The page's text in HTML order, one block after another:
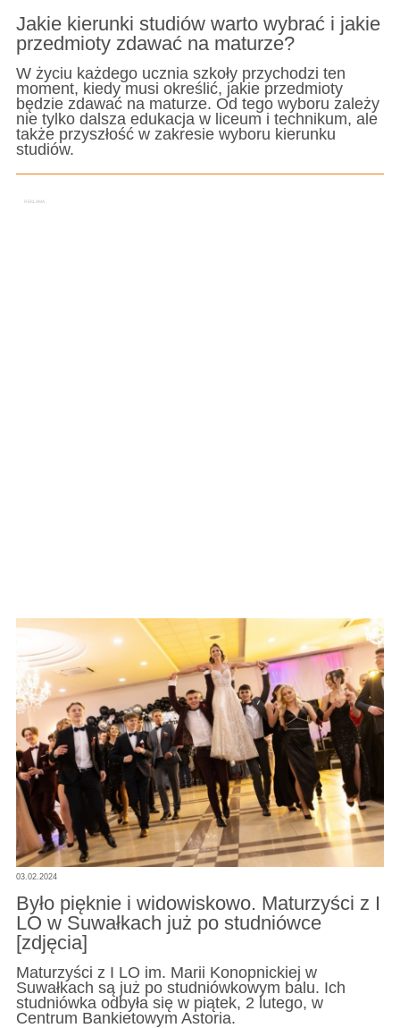
Jakie kierunki studiów warto wybrać i jakie
przedmioty zdawać na maturze?
W życiu każdego ucznia szkoły przychodzi ten
moment, kiedy musi określić, jakie przedmioty
będzie zdawać na maturze. Od tego wyboru zależy
nie tylko dalsza edukacja w liceum i technikum, ale
także przyszłość w zakresie wyboru kierunku
studiów.
03.02.2024
Było pięknie i widowiskowo. Maturzyści z I
LO w Suwałkach już po studniówce
[zdjęcia]
Maturzyści z I LO im. Marii Konopnickiej w
Suwałkach są już po studniówkowym balu. Ich
studniówka odbyła się w piątek, 2 lutego, w
Centrum Bankietowym Astoria.